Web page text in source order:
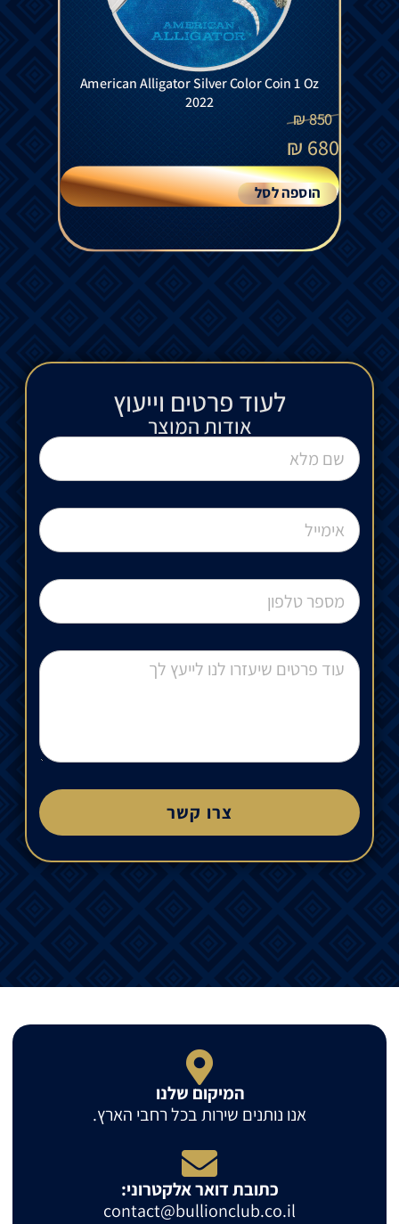
American Alligator Silver Color Coin 1 Oz
2022
850
₪
680
₪
הוספה לסל
לעוד פרטים וייעוץ​
אודות המוצר
צרו קשר
המיקום שלנו
אנו נותנים שירות בכל רחבי הארץ.
כתובת דואר אלקטרוני:
contact@bullionclub.co.il